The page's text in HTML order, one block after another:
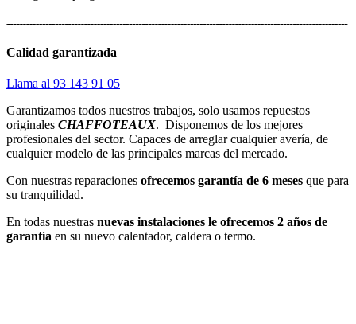
Calidad garantizada
Llama al 93 143 91 05
Garantizamos todos nuestros trabajos, solo usamos repuestos
originales CHAFFOTEAUX. Disponemos de los mejores
profesionales del sector. Capaces de arreglar cualquier avería, de
cualquier modelo de las principales marcas del mercado.
Con nuestras reparaciones ofrecemos garantía de 6 meses que para
su tranquilidad.
En todas nuestras nuevas instalaciones le ofrecemos 2 años de
garantía en su nuevo calentador, caldera o termo.